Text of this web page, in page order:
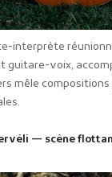
interprète
guitare-voix,
mêle
— scène